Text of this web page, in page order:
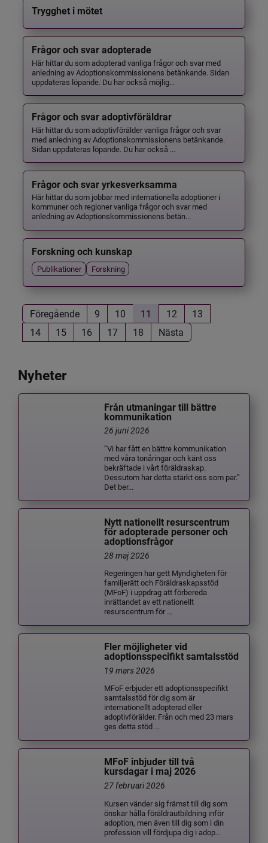
Trygghet i mötet
Frågor och svar adopterade
Här hittar du som adopterad vanliga frågor och svar med
anledning av Adoptionskommissionens betänkande. Sidan
uppdateras löpande. Du har också möjlig...
Frågor och svar adoptivföräldrar
Här hittar du som adoptivförälder vanliga frågor och svar
med anledning av Adoptionskommissionens betänkande.
Sidan uppdateras löpande. Du har också ...
Frågor och svar yrkesverksamma
Här hittar du som jobbar med internationella adoptioner i
kommuner och regioner vanliga frågor och svar med
anledning av Adoptionskommissionens betän...
Forskning och kunskap
Publikationer Forskning
Föregående 9 10 11 12
13
14
15 16 17 18 Nästa
Nyheter
Från utmaningar till bättre
kommunikation
26 juni 2026
”Vi har fått en bättre kommunikation
med våra tonåringar och känt oss
bekräftade i vårt föräldraskap.
Dessutom har detta stärkt oss som par.”
Det ber...
Nytt nationellt resurscentrum
för adopterade personer och
adoptionsfrågor
28 maj 2026
Regeringen har gett Myndigheten för
familjerätt och Föräldraskapsstöd
(MFoF) i uppdrag att förbereda
inrättandet av ett nationellt
resurscentrum för ...
Fler möjligheter vid
adoptionsspecifikt samtalsstöd
19 mars 2026
MFoF erbjuder ett adoptionsspecifikt
samtalsstöd för dig som är
internationellt adopterad eller
adoptivförälder. Från och med 23 mars
ges detta stöd ...
MFoF inbjuder till två
kursdagar i maj 2026
27 februari 2026
Kursen vänder sig främst till dig som
önskar hålla föräldrautbildning inför
adoption, men även till dig som i din
profession vill fördjupa dig i adop...